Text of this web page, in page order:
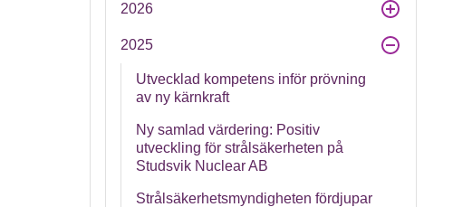
2026
2025
Utvecklad kompetens inför prövning
av ny kärnkraft
Ny samlad värdering: Positiv
utveckling för strålsäkerheten på
Studsvik Nuclear AB
Strålsäkerhetsmyndigheten fördjupar